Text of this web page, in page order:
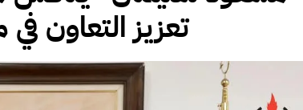
تعزيز التعاون